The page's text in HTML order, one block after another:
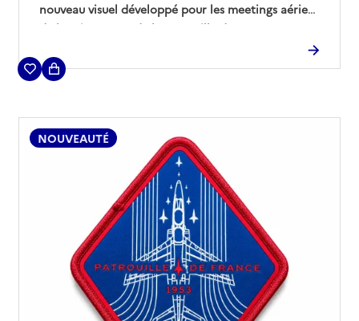
nouveau visuel développé pour les meetings aériens
de la saison 2026 de la Patrouille de France.
NOUVEAUTÉ